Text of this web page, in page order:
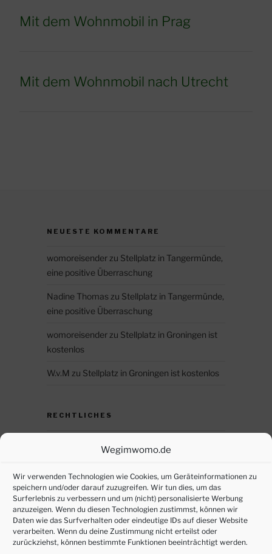
Wegimwomo.de
Wir verwenden Technologien wie Cookies, um Geräteinformationen zu
speichern und/oder darauf zuzugreifen. Wir tun dies, um das
Surferlebnis zu verbessern und um (nicht) personalisierte Werbung
anzuzeigen. Wenn du diesen Technologien zustimmst, können wir
Daten wie das Surfverhalten oder eindeutige IDs auf dieser Website
verarbeiten. Wenn du deine Zustimmung nicht erteilst oder
zurückziehst, können bestimmte Funktionen beeinträchtigt werden.
Mit dem Wohnmobil in Prag
Mit dem Wohnmobil nach Utrecht
NEUESTE KOMMENTARE
womoreisenderzu Stellplatz in Tangermünde,
eine positive Überraschung
Nadine Thomaszu Stellplatz in Tangermünde,
eine positive Überraschung
womoreisenderzu Stellplatz in Groningen ist
kostenlos
W.v.M zu Stellplatz in Groningen ist kostenlos
RECHTLICHES
Impressum
Cookie-Richtlinie (EU)